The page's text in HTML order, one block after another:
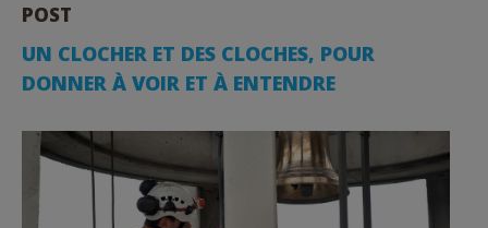
POST
UN CLOCHER ET DES CLOCHES, POUR
DONNER À VOIR ET À ENTENDRE